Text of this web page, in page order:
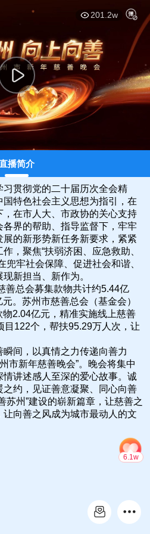
201.2w
播简介
贯彻党的二十届历次全会精
特色社会主义思想为指引，在
在市人大、市政协的关心支持
界的帮助、指导监督下，牢牢
的新形势新任务新要求，紧紧
，聚焦“扶弱济困、应急救助、
兜牢社会保障、促进社会和谐、
新担当、新作为。
善总会募集款物共计约5.44亿
。苏州市慈善总会（基金会）
2.04亿元，精准实施线上慈善
目122个，帮扶95.29万人次，让
间，以真情之力传递向善力
市新年慈善晚会”。晚会将集中
讲述感人至深的爱心故事。诚
约，见证善意凝聚、同心向善
苏州”建设的崭新篇章，让慈善之
向善之风成为城市最动人的文
6.1w